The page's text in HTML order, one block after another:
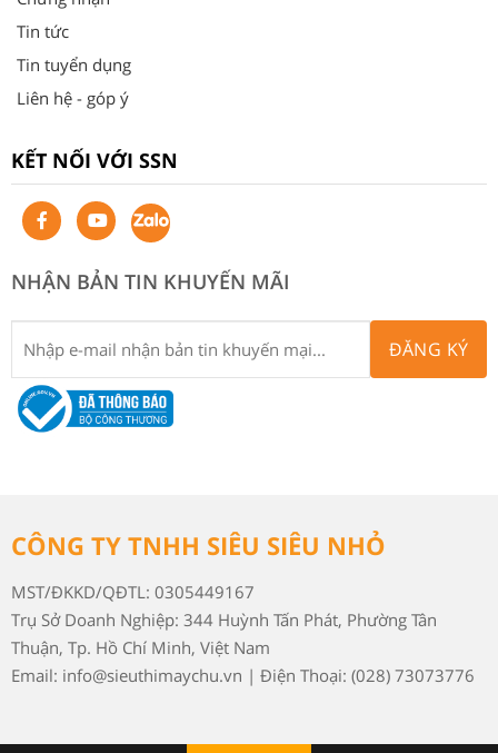
Tin tức
Tin tuyển dụng
Liên hệ - góp ý
KẾT NỐI VỚI SSN
NHẬN BẢN TIN KHUYẾN MÃI
ĐĂNG KÝ
CÔNG TY TNHH SIÊU SIÊU NHỎ
MST/ĐKKD/QĐTL: 0305449167
Trụ Sở Doanh Nghiệp: 344 Huỳnh Tấn Phát, Phường Tân
Thuận, Tp. Hồ Chí Minh, Việt Nam
Email: info@sieuthimaychu.vn | Điện Thoại: (028) 73073776